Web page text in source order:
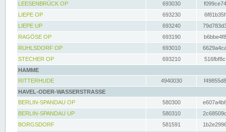
LEESENBRÜCK OP
693030
LIEPE OP
693230
LIEPE UP
693240
RAGÖSE OP
693190
RUHLSDORF OP
693010
STECHER OP
693210
HAMME
RITTERHUDE
4940030
HAVEL-ODER-WASSERSTRASSE
BERLIN-SPANDAU OP
580300
BERLIN-SPANDAU UP
580310
BORGSDORF
581591